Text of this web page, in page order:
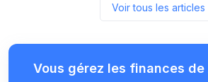
Voir tous les articles
Vous gérez les finances de